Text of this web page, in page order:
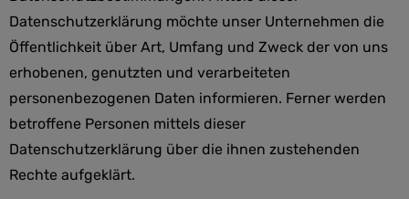
Datenschutzerklärung möchte unser Unternehmen die
Öffentlichkeit über Art, Umfang und Zweck der von uns
erhobenen, genutzten und verarbeiteten
personenbezogenen Daten informieren. Ferner werden
betroffene Personen mittels dieser
Datenschutzerklärung über die ihnen zustehenden
Rechte aufgeklärt.